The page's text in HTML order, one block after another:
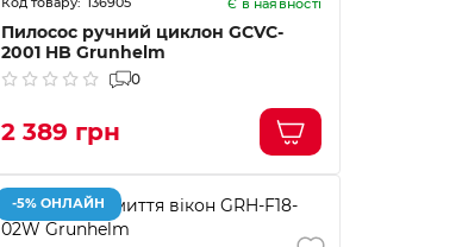
Пилосос ручний циклон GCVC-
2001 HB Grunhelm
0
2 389 грн
-5% ОНЛАЙН